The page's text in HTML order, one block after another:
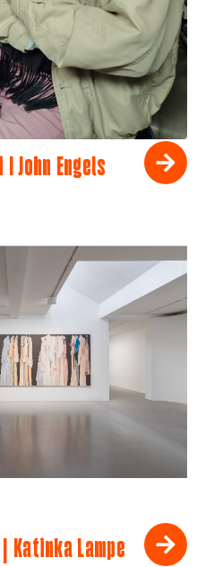
John Engels
Katinka Lampe